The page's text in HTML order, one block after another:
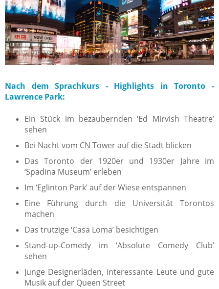
Nach dem Sprachkurs - Highlights in Toronto -
Lawrence Park:
Ein Stück im bezaubernden ‘Ed Mirvish Theatre’
sehen
Bei Nacht vom CN Tower auf die Stadt blicken
Das Toronto der 1920er und 1930er Jahre im
‘Spadina Museum’ erleben
Im ‘Eglinton Park’ auf der Wiese entspannen
Eine Führung durch die Universität Torontos
machen
Das trutzige ‘Casa Loma’ besichtigen
Stand-up-Comedy im ‘Absolute Comedy Club’
sehen
Junge Designerläden, interessante Leute und gute
Musik auf der Queen Street